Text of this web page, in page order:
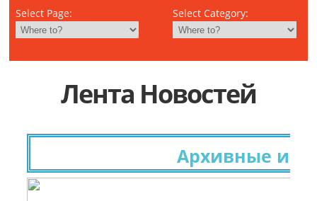
Select Page: Select Category:
Лента Новостей
Архивные